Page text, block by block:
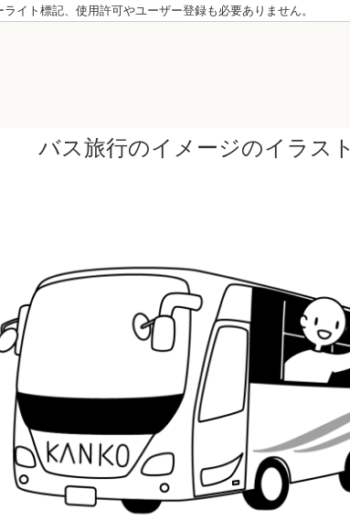
イト標記、使用許可やユーザー登録も必要ありません。
バス旅行のイメージのイラスト